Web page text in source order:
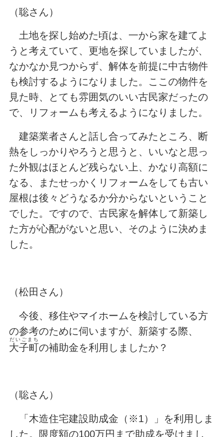
（聡さん）
土地を探し始めた頃は、一から家を建てよ
うと考えていて、更地を探していましたが、
なかなか見つからず、解体を前提に中古物件
も検討するようになりました。ここの物件を
見た時、とても雰囲気のいい古民家だったの
で、リフォームも考えるようになりました。
建築業者さんと話し合ってみたところ、断
熱をしっかりやろうと思うと、いいなと思っ
た外観はほとんど残らない上、かなり高額に
なる、またせっかくリフォームをしても古い
屋根は後々どうなるか分からないということ
でした。ですので、古民家を解体して新築し
た方が心配がないと思い、そのように決めま
した。
（松田さん）
今後、移住やマイホームを検討している方
の参考のために伺いますが、新築する際、
大子町
だいごまち
の補助金を利用しましたか？
（聡さん）
「木造住宅建設助成金（※1）」を利用しま
した。限度額の100万円まで助成を受けまし